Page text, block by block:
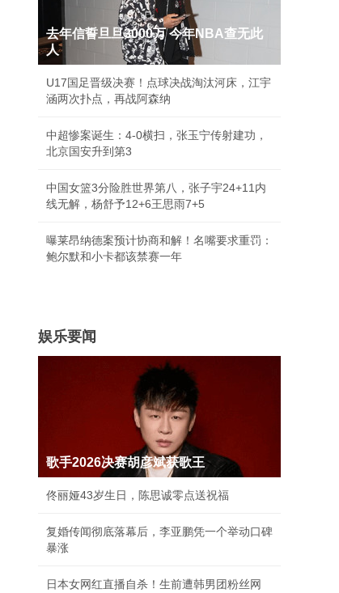
去年信誓旦旦3000万 今年NBA查无此
人
U17国足晋级决赛！点球决战淘汰河床，江宇
涵两次扑点，再战阿森纳
中超惨案诞生：4-0横扫，张玉宁传射建功，
北京国安升到第3
中国女篮3分险胜世界第八，张子宇24+11内
线无解，杨舒予12+6王思雨7+5
曝莱昂纳德案预计协商和解！名嘴要求重罚：
鲍尔默和小卡都该禁赛一年
娱乐要闻
歌手2026决赛胡彦斌获歌王
佟丽娅43岁生日，陈思诚零点送祝福
复婚传闻彻底落幕后，李亚鹏凭一个举动口碑
暴涨
日本女网红直播自杀！生前遭韩男团粉丝网